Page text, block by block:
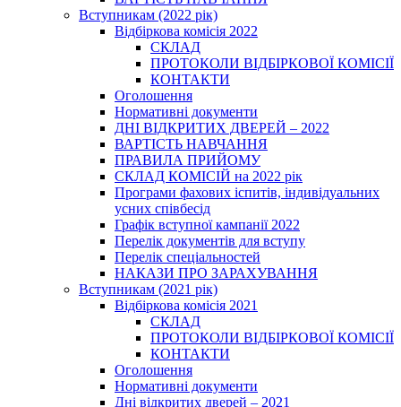
Вступникам (2022 рік)
Відбіркова комісія 2022
СКЛАД
ПРОТОКОЛИ ВІДБІРКОВОЇ КОМІСІЇ
КОНТАКТИ
Оголошення
Нормативні документи
ДНІ ВІДКРИТИХ ДВЕРЕЙ – 2022
ВАРТІСТЬ НАВЧАННЯ
ПРАВИЛА ПРИЙОМУ
СКЛАД КОМІСІЙ на 2022 рік
Програми фахових іспитів, індивідуальних
усних співбесід
Графік вступної кампанії 2022
Перелік документів для вступу
Перелік спеціальностей
НАКАЗИ ПРО ЗАРАХУВАННЯ
Вступникам (2021 рік)
Відбіркова комісія 2021
СКЛАД
ПРОТОКОЛИ ВІДБІРКОВОЇ КОМІСІЇ
КОНТАКТИ
Оголошення
Нормативні документи
Дні відкритих дверей – 2021